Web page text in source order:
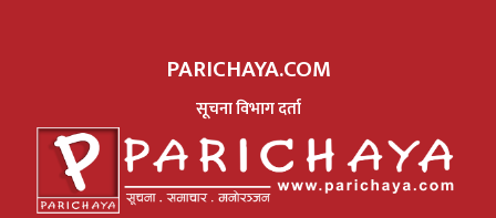
PARICHAYA.COM
सूचना विभाग दर्ता